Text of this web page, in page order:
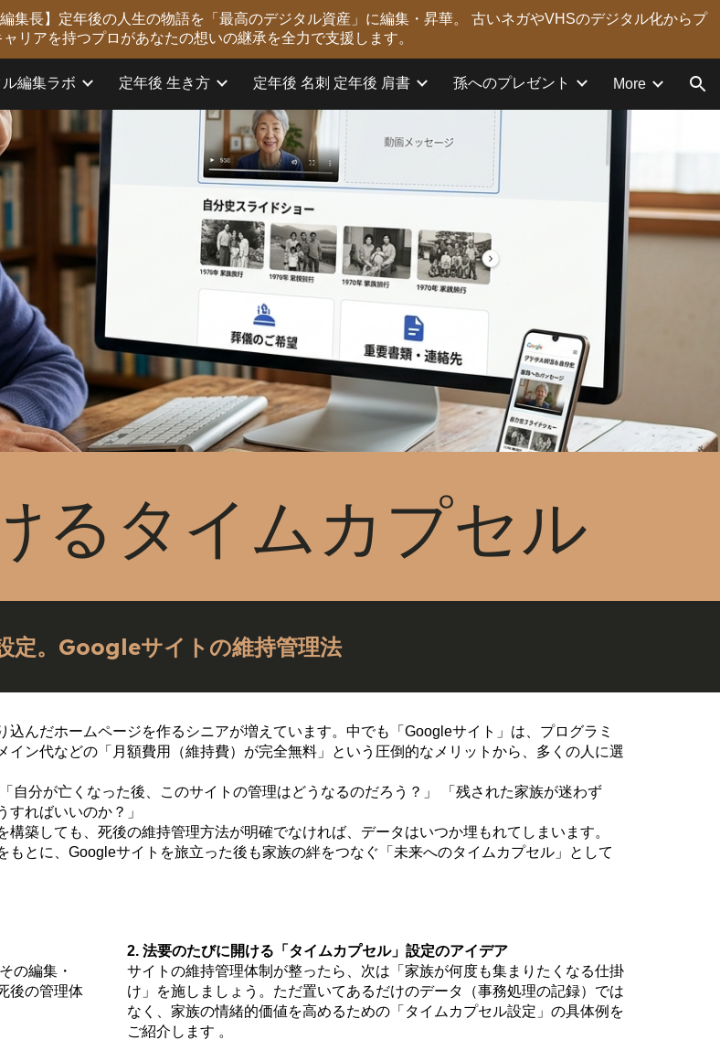
Skip to navigation
集長】定年後の人生の物語を「最高のデジタル資産」に編集・昇華。 古いネガやVHSのデジタル化からプ
リアを持つプロがあなたの想いの継承を全力で支援します。
編集ラボ 定年後 生き方 定年後 名刺 定年後 肩書 孫へのプレゼント More
るタイムカプセル
定。Googleサイトの維持管理法
んだホームページを作るシニアが増えています。中でも「Googleサイト」は、プログラミ
ン代などの「月額費用（維持費）が完全無料」という圧倒的なメリットから、多くの人に選
自分が亡くなった後、このサイトの管理はどうなるのだろう？」 「残された家族が迷わず
ればいいのか？」
築しても、死後の維持管理方法が明確でなければ、データはいつか埋もれてしまいます。
とに、Googleサイトを旅立った後も家族の絆をつなぐ「未来へのタイムカプセル」として
の編集・
後の管理体
2. 法要のたびに開ける「タイムカプセル」設定のアイデア
サイトの維持管理体制が整ったら、次は「家族が何度も集まりたくなる仕掛
け」を施しましょう。ただ置いてあるだけのデータ（事務処理の記録）では
なく、家族の情緒的価値を高めるための「タイムカプセル設定」の具体例を
ご紹介します 。